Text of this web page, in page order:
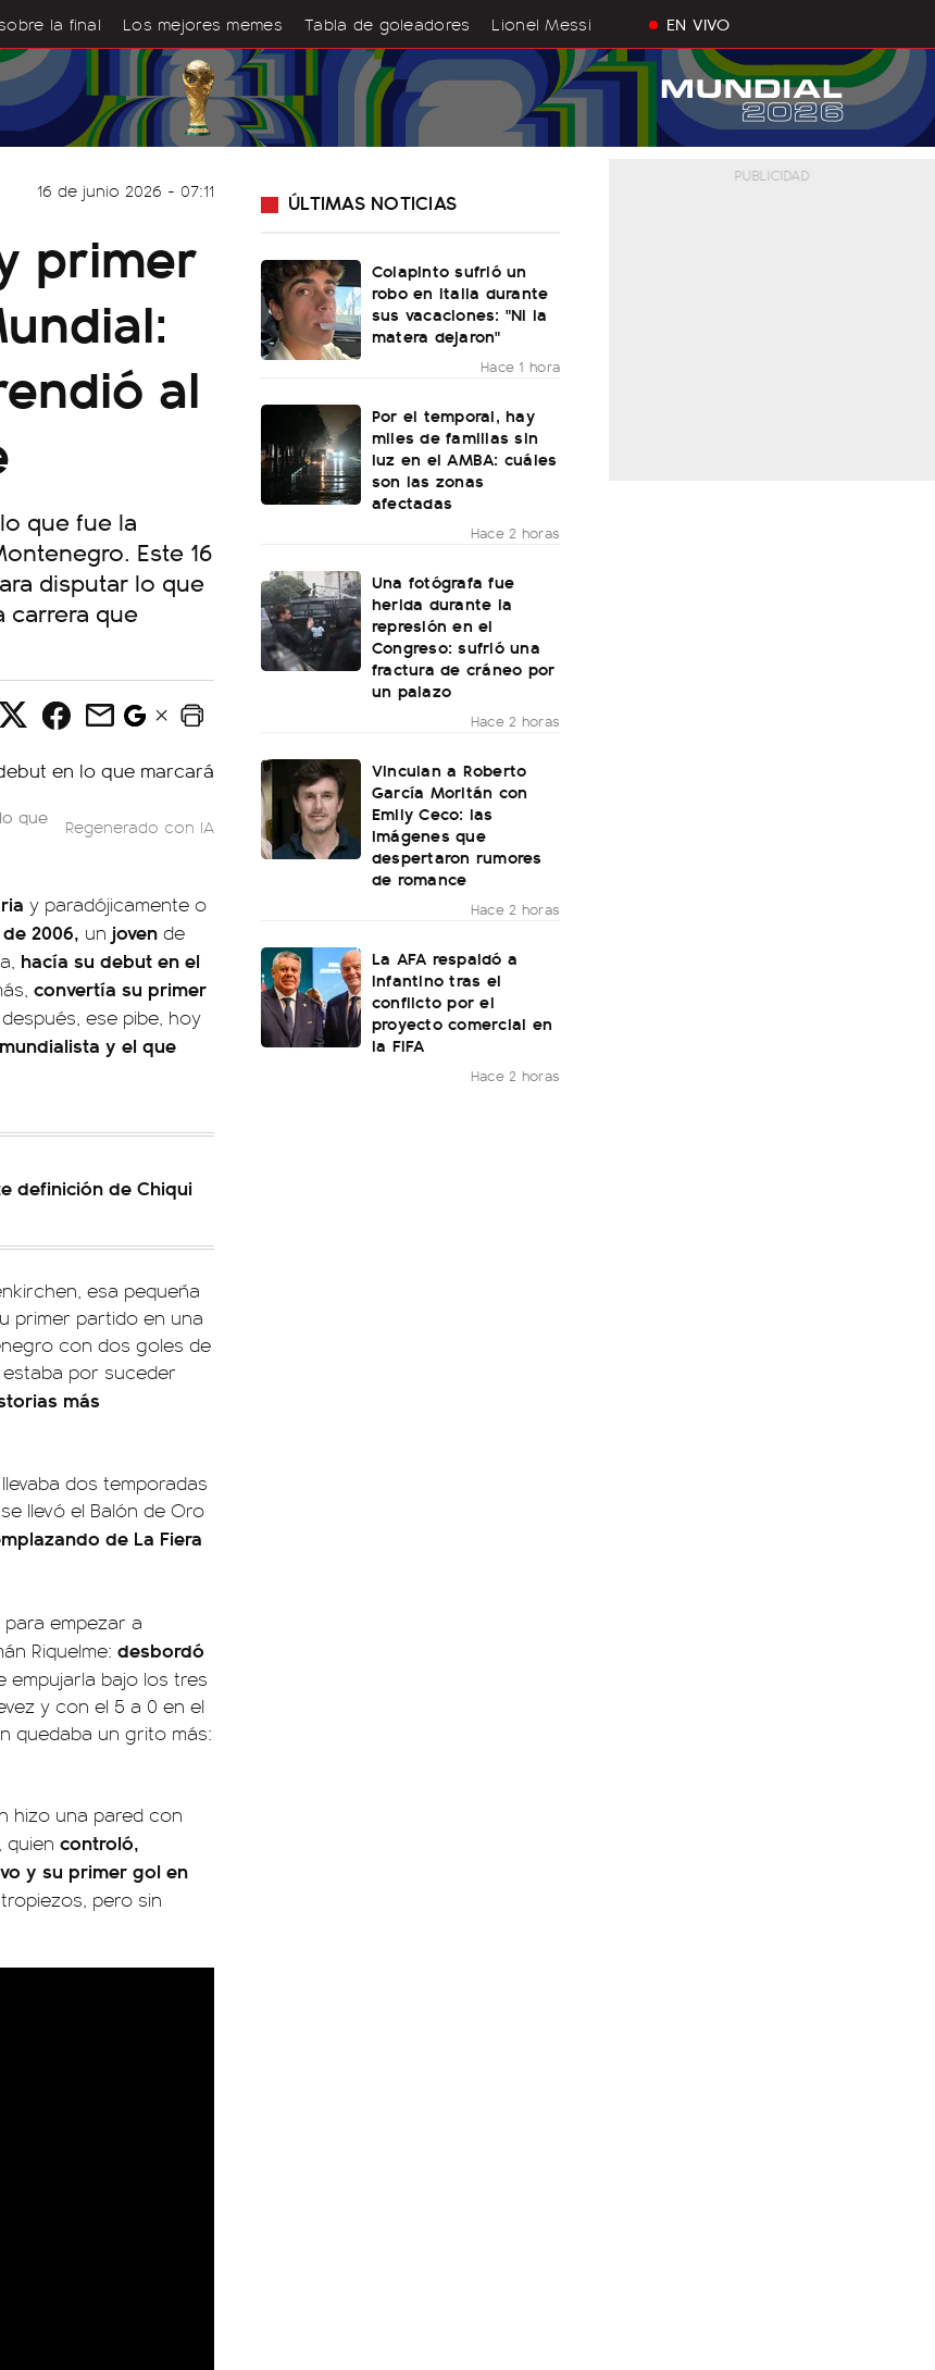
la final Los mejores memes Tabla de goleadores Lionel Messi EN VIVO
16 de junio 2026 - 07:11
primer
al
que fue la
Este 16
disputar lo que
carrera que
que
Regenerado con IA
y paradójicamente o
2006, un joven de
hacía su debut en el
convertía su primer
ese pibe, hoy
y el que
definición de Chiqui
esa pequeña
primer partido en una
con dos goles de
estaba por suceder
más
dos temporadas
llevó el Balón de Oro
de La Fiera
empezar a
Riquelme: desbordó
empujarla bajo los tres
y con el 5 a 0 en el
quedaba un grito más:
hizo una pared con
quien controló,
y su primer gol en
pero sin
ÚLTIMAS NOTICIAS
Colapinto sufrió un
robo en Italia durante
sus vacaciones: "Ni la
matera dejaron"
Hace 1 hora
Por el temporal, hay
miles de familias sin
luz en el AMBA: cuáles
son las zonas
afectadas
Hace 2 horas
Una fotógrafa fue
herida durante la
represión en el
Congreso: sufrió una
fractura de cráneo por
un palazo
Hace 2 horas
Vinculan a Roberto
García Moritán con
Emily Ceco: las
imágenes que
despertaron rumores
de romance
Hace 2 horas
La AFA respaldó a
Infantino tras el
conflicto por el
proyecto comercial en
la FIFA
Hace 2 horas